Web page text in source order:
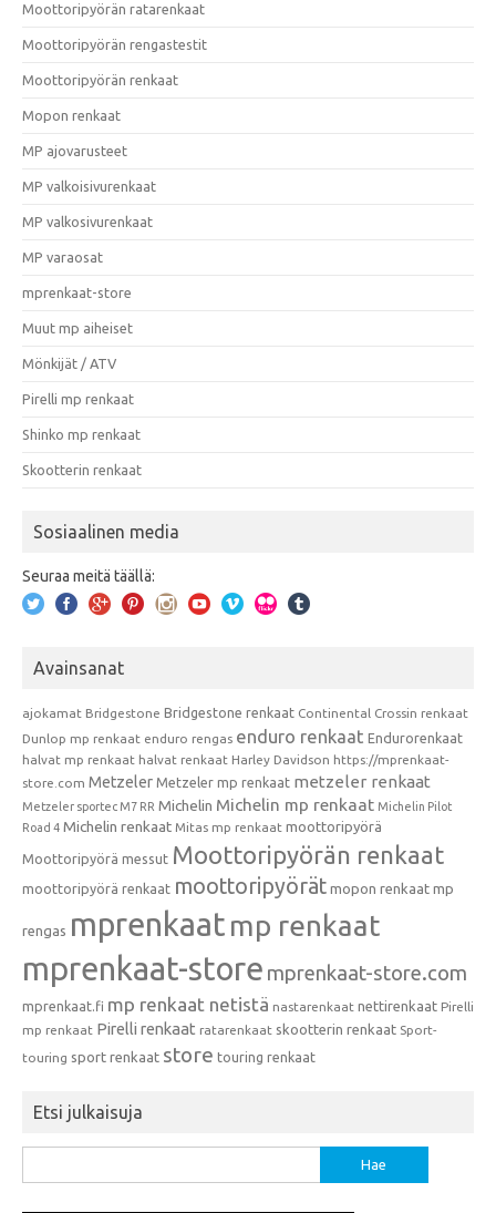
Moottoripyörän ratarenkaat
Moottoripyörän rengastestit
Moottoripyörän renkaat
Mopon renkaat
MP ajovarusteet
MP valkoisivurenkaat
MP valkosivurenkaat
MP varaosat
mprenkaat-store
Muut mp aiheiset
Mönkijät / ATV
Pirelli mp renkaat
Shinko mp renkaat
Skootterin renkaat
Sosiaalinen media
Seuraa meitä täällä:
Avainsanat
ajokamat Bridgestone Bridgestone renkaat Continental Crossin renkaat
Dunlop mp renkaat enduro rengas enduro renkaat Endurorenkaat
halvat mp renkaat halvat renkaat Harley Davidson https://mprenkaat-
store.com Metzeler Metzeler mp renkaat metzeler renkaat
Metzeler sportec M7 RR Michelin Michelin mp renkaat Michelin Pilot
Road 4 Michelin renkaat Mitas mp renkaat moottoripyörä
Moottoripyörä messut Moottoripyörän renkaat
moottoripyörä renkaat moottoripyörät mopon renkaat mp
rengas mprenkaat mp renkaat
mprenkaat-store mprenkaat-store.com
mprenkaat.fi mp renkaat netistä nastarenkaat nettirenkaat Pirelli
mp renkaat Pirelli renkaat ratarenkaat skootterin renkaat Sport-
touring sport renkaat store touring renkaat
Etsi julkaisuja